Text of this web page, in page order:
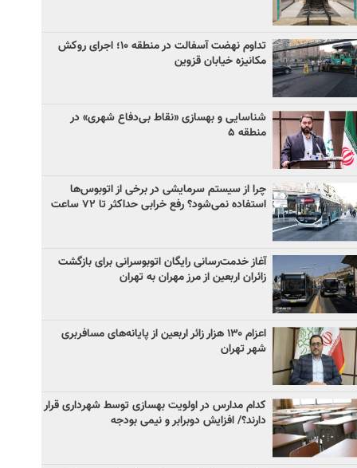
تداوم نهضت آسفالت در منطقه ۱۰؛ اجرای روکش
مکانیزه خیابان قزوین
شناسایی و بهسازی «نقاط بی‌دفاع شهری» در
منطقه ۵
چرا از سیستم سرمایشی در برخی از اتوبوس‌ها
استفاده نمی‌شود؟ رفع خرابی حداکثر تا ۷۲ ساعت
آغاز خدمت‌رسانی رایگان اتوبوسرانی برای بازگشت
زائران اربعین از مرز مهران به تهران
اعزام ۱۳۰ هزار زائر اربعین از پایانه‌های مسافربری
شهر تهران
کدام مدارس در اولویت بهسازی توسط شهرداری قرار
دارند؟/ افزایش دوبرابر و نیمی بودجه